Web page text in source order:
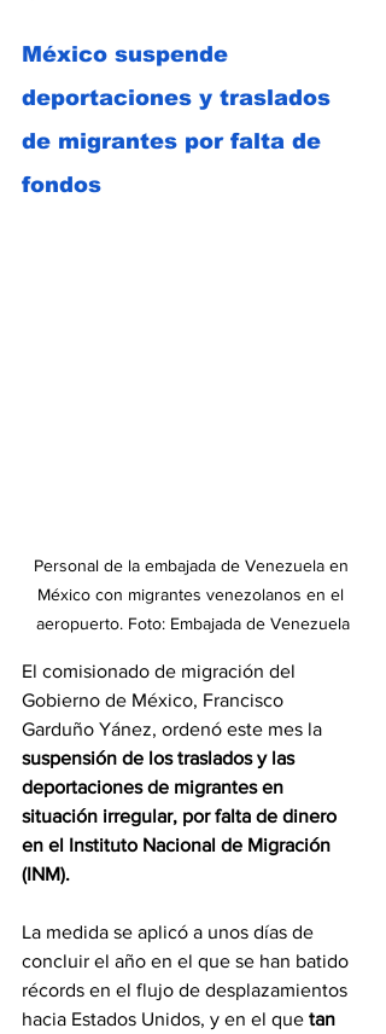
México suspende
deportaciones y traslados
de migrantes por falta de
fondos
Personal de la embajada de Venezuela en
México con migrantes venezolanos en el
aeropuerto. Foto: Embajada de Venezuela
El comisionado de migración del
Gobierno de México, Francisco
Garduño Yánez, ordenó este mes la
suspensión de los traslados y las
deportaciones de migrantes en
situación irregular, por falta de dinero
en el Instituto Nacional de Migración
(INM).
La medida se aplicó a unos días de
concluir el año en el que se han batido
récords en el flujo de desplazamientos
hacia Estados Unidos, y en el que tan